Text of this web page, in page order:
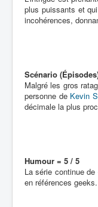
plus puissants et
incohérences,
Scénario
Malgré les gros
personne de Kevin
décimale la plus
Humour = 5 / 5
La série continue
en références geeks.